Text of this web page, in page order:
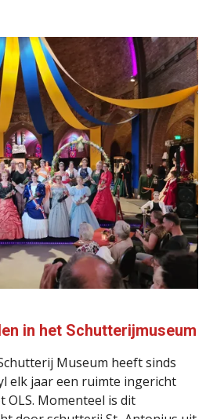
in het Schutterijmuseum
Museum heeft sinds
elk jaar een ruimte ingericht
OLS. Momenteel is dit